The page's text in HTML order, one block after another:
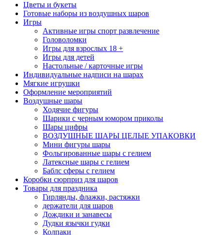
Цветы и букеты
Готовые наборы из воздушных шаров
Игры
Активные игры спорт развлечение
Головоломки
Игры для взрослых 18 +
Игры для детей
Настольные / карточные игры
Индивидуальные надписи на шарах
Мягкие игрушки
Оформление мероприятий
Воздушные шары
Ходячие фигуры
Шарики с черным юмором приколы
Шары цифры
ВОЗДУШНЫЕ ШАРЫ ЦЕЛЫЕ УПАКОВКИ
Мини фигуры шары
Фольгированные шары с гелием
Латексные шары с гелием
Баблс сферы с гелием
Коробки сюрприз для шаров
Товары для праздника
Гирлянды, флажки, растяжки
держатели для шаров
Дождики и занавесы
Дудки язычки гудки
Колпаки